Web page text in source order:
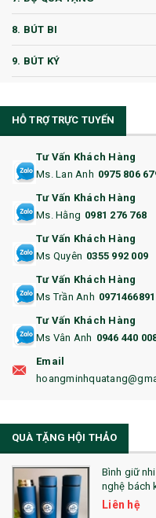
8. BÚT BI
9. BÚT KÝ
11. CỐC/BÌNH GIỮ NHIỆT
12. BÌNH NƯỚC
14. HỘP/VÍ ĐỰNG NAMECARD
15. BỘ BẤM MÓNG
16. BAO HỘ CHIẾU
18. ẤM CHÉN QUÀ TẶNG
19. ĐỒNG HỒ TREO TƯỜNG
22. ĐỒNG HỒ ĐỂ BÀN
23. QÙA TẶNG ĐỘC ĐÁO
24. QÙA TẶNG PHA LÊ
HỖ TRỢ TRỰC TUYẾN
Tư Vấn Khách Hàng
Ms. Lan Anh 0975 806
Tư Vấn Khách Hàng
Ms. Hằng 0981 276 768
Tư Vấn Khách Hàng
Ms Quyên 0355 992 009
Tư Vấn Khách Hàng
Ms Trần Anh 0971466891
Tư Vấn Khách Hàng
Ms Vân Anh 0946 440
Email
QUÀ TẶNG HỘI THẢO
Bình giữ
nghệ bách
Liên hệ